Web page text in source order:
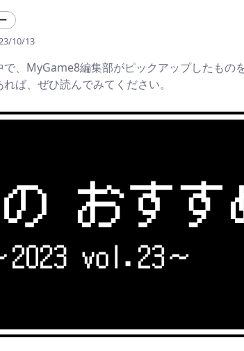
10/13
、MyGame8編集部がピックアップしたもの
ば、ぜひ読んでみてください。